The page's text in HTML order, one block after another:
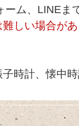
ム、LINEま
しい場合があ
時計、懐中